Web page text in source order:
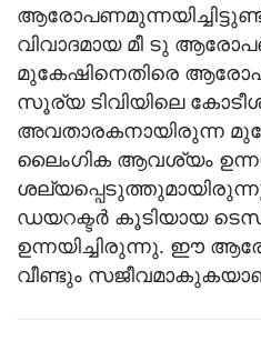
വിവാദമായ മീ ടു
മുകേഷിനെതിരെ
സൂര്യ ടിവിയിലെ
അവതാരകനായിരുന്ന
ലൈംഗിക ആവശ്യം
ഡയറക്ടര്‍ കൂടിയായ
ഉന്നയിച്ചിരുന്നു. ഈ
വീണ്ടും